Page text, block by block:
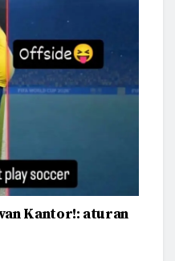
Kantor!: aturan